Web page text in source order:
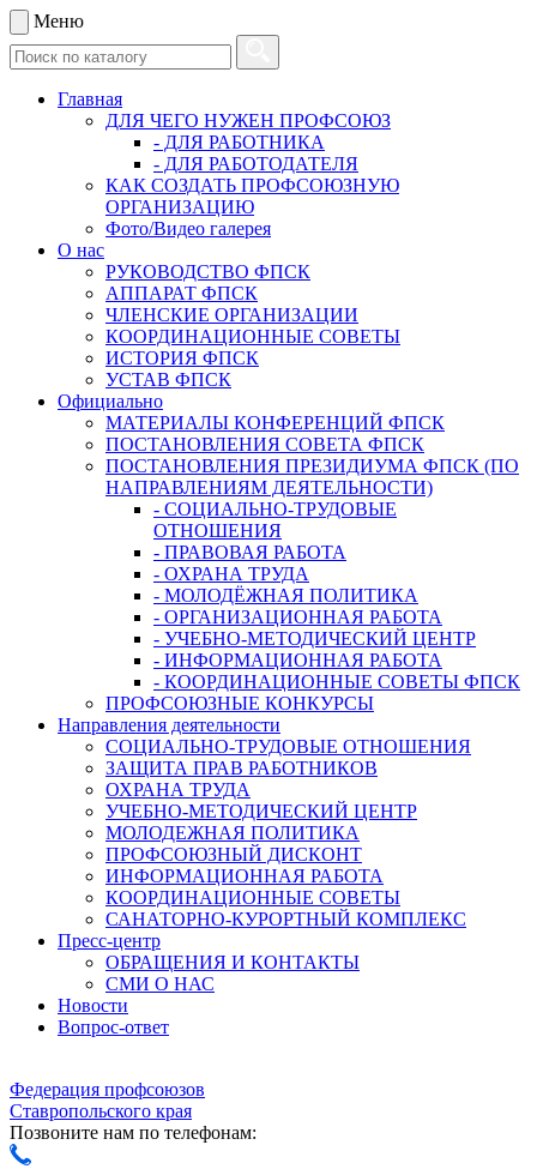
Меню
Главная
ДЛЯ ЧЕГО НУЖЕН ПРОФСОЮЗ
- ДЛЯ РАБОТНИКА
- ДЛЯ РАБОТОДАТЕЛЯ
КАК СОЗДАТЬ ПРОФСОЮЗНУЮ
ОРГАНИЗАЦИЮ
Фото/Видео галерея
О нас
РУКОВОДСТВО ФПСК
АППАРАТ ФПСК
ЧЛЕНСКИЕ ОРГАНИЗАЦИИ
КООРДИНАЦИОННЫЕ СОВЕТЫ
ИСТОРИЯ ФПСК
УСТАВ ФПСК
Официально
МАТЕРИАЛЫ КОНФЕРЕНЦИЙ ФПСК
ПОСТАНОВЛЕНИЯ СОВЕТА ФПСК
ПОСТАНОВЛЕНИЯ ПРЕЗИДИУМА ФПСК (ПО
НАПРАВЛЕНИЯМ ДЕЯТЕЛЬНОСТИ)
- СОЦИАЛЬНО-ТРУДОВЫЕ
ОТНОШЕНИЯ
- ПРАВОВАЯ РАБОТА
- ОХРАНА ТРУДА
- МОЛОДЁЖНАЯ ПОЛИТИКА
- ОРГАНИЗАЦИОННАЯ РАБОТА
- УЧЕБНО-МЕТОДИЧЕСКИЙ ЦЕНТР
- ИНФОРМАЦИОННАЯ РАБОТА
- КООРДИНАЦИОННЫЕ СОВЕТЫ ФПСК
ПРОФСОЮЗНЫЕ КОНКУРСЫ
Направления деятельности
СОЦИАЛЬНО-ТРУДОВЫЕ ОТНОШЕНИЯ
ЗАЩИТА ПРАВ РАБОТНИКОВ
ОХРАНА ТРУДА
УЧЕБНО-МЕТОДИЧЕСКИЙ ЦЕНТР
МОЛОДЕЖНАЯ ПОЛИТИКА
ПРОФСОЮЗНЫЙ ДИСКОНТ
ИНФОРМАЦИОННАЯ РАБОТА
КООРДИНАЦИОННЫЕ СОВЕТЫ
САНАТОРНО-КУРОРТНЫЙ КОМПЛЕКС
Пресс-центр
ОБРАЩЕНИЯ И КОНТАКТЫ
СМИ О НАС
Новости
Вопрос-ответ
Федерация профсоюзов
Ставропольского края
Позвоните нам по телефонам: